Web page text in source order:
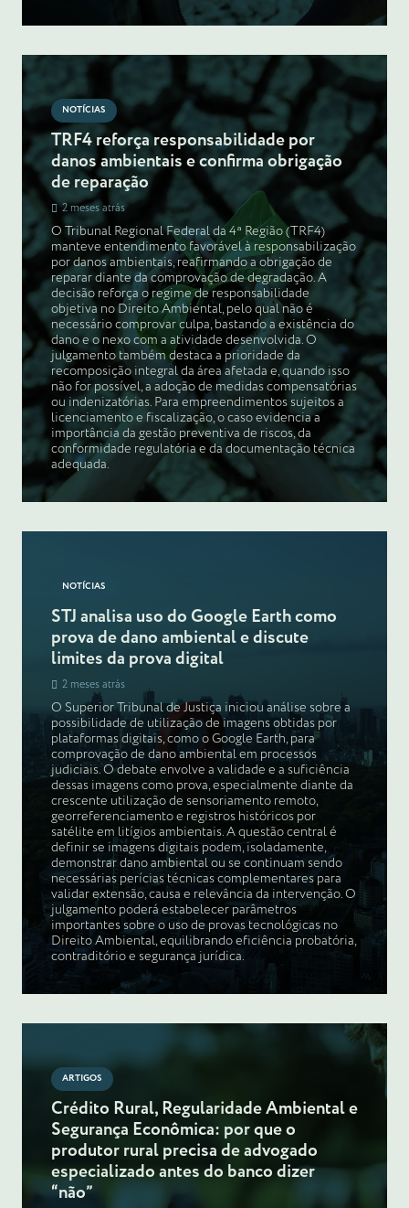
NOTÍCIAS
TRF4 reforça responsabilidade por
danos ambientais e confirma obrigação
de reparação
2 meses atrás
O Tribunal Regional Federal da 4ª Região (TRF4)
manteve entendimento favorável à responsabilização
por danos ambientais, reafirmando a obrigação de
reparar diante da comprovação de degradação. A
decisão reforça o regime de responsabilidade
objetiva no Direito Ambiental, pelo qual não é
necessário comprovar culpa, bastando a existência do
dano e o nexo com a atividade desenvolvida. O
julgamento também destaca a prioridade da
recomposição integral da área afetada e, quando isso
não for possível, a adoção de medidas compensatórias
ou indenizatórias. Para empreendimentos sujeitos a
licenciamento e fiscalização, o caso evidencia a
importância da gestão preventiva de riscos, da
conformidade regulatória e da documentação técnica
adequada.
NOTÍCIAS
STJ analisa uso do Google Earth como
prova de dano ambiental e discute
limites da prova digital
2 meses atrás
O Superior Tribunal de Justiça iniciou análise sobre a
possibilidade de utilização de imagens obtidas por
plataformas digitais, como o Google Earth, para
comprovação de dano ambiental em processos
judiciais. O debate envolve a validade e a suficiência
dessas imagens como prova, especialmente diante da
crescente utilização de sensoriamento remoto,
georreferenciamento e registros históricos por
satélite em litígios ambientais. A questão central é
definir se imagens digitais podem, isoladamente,
demonstrar dano ambiental ou se continuam sendo
necessárias perícias técnicas complementares para
validar extensão, causa e relevância da intervenção. O
julgamento poderá estabelecer parâmetros
importantes sobre o uso de provas tecnológicas no
Direito Ambiental, equilibrando eficiência probatória,
contraditório e segurança jurídica.
ARTIGOS
Crédito Rural, Regularidade Ambiental e
Segurança Econômica: por que o
produtor rural precisa de advogado
especializado antes do banco dizer
“não”